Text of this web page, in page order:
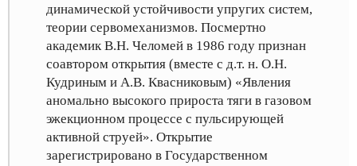
динамической устойчивости упругих систем,
теории сервомеханизмов. Посмертно
академик В.Н. Челомей в 1986 году признан
соавтором открытия (вместе с д.т. н. О.Н.
Кудриным и А.В. Квасниковым) «Явления
аномально высокого прироста тяги в газовом
эжекционном процессе с пульсирующей
активной струей». Открытие
зарегистрировано в Государственном